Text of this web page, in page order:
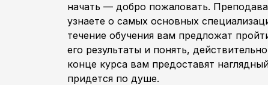
начать — добро пожаловать.
узнаете о самых основных
течение обучения вам предложат
его результаты и понять,
конце курса вам предоставят
придется по душе.